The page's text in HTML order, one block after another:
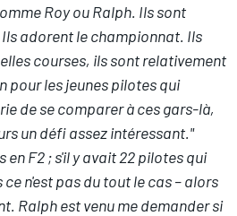
Roy ou Ralph. Ils sont
adorent le championnat. Ils
courses, ils sont relativement
pour les jeunes pilotes qui
de se comparer à ces gars-là,
un défi assez intéressant."
en F2 ; s'il y avait 22 pilotes qui
ce n'est pas du tout le cas – alors
Ralph est venu me demander si